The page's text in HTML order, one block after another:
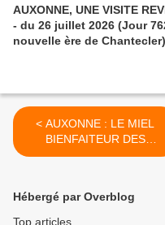
AUXONNE, UNE VISITE
- du 26 juillet 2026 (Jour
nouvelle ère de Chantecler)
< AUXONNE : LE MIEL
BIENFAITEUR DES
ABEILLES IMPÉRIALES -
négatif fondateur)
Hébergé par Overblog
Top articles